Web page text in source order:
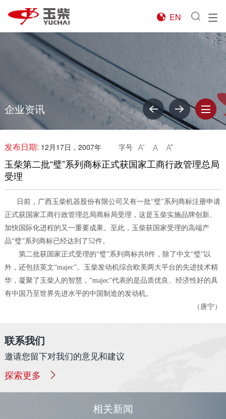

EN
企业资讯
发布日期: 12月17日，2007年 字号   
玉柴第二批“璧”系列商标正式获国家工商行政管理总局
受理
日前，广西玉柴机器股份有限公司又有一批“璧”系列商标注册申请
正式获国家工商行政管理总局商标局受理，这是玉柴实施品牌创新、
加快国际化进程的又一重要成果。至此，玉柴获国家受理的高端产
品“璧”系列商标已经达到了52件。
第二批获国家正式受理的“璧”系列商标共8件，除了中文“璧”以
外，还包括英文“majec”。玉柴发动机综合欧美两大平台的先进技术精
华，凝聚了玉柴人的智慧，“majec”代表的是品质优良、经济性好的具
有中国乃至世界先进水平的中国制造的发动机。
（唐宁）
联系我们
邀请您留下对我们的意见和建议
探索更多
相关新闻